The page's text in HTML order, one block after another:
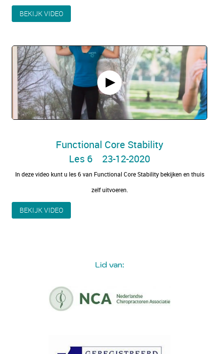
BEKIJK VIDEO
Functional Core Stability
Les 6 23-12-2020
In deze video kunt u les 6 van Functional Core Stability bekijken en thuis
zelf uitvoeren.
BEKIJK VIDEO
Lid van: